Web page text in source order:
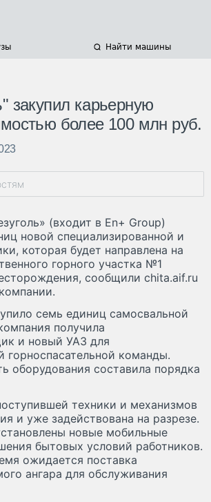
Найти машины
закупил карьерную
более 100 млн руб.
(входит в En+ Group)
новой специализированной и
которая будет направлена на
горного участка №1
сообщили chita.aif.ru
семь единиц самосвальной
получила
и новый УАЗ для
горноспасательной команды.
оборудования составила порядка
техники и механизмов
и уже задействована на разрезе.
новые мобильные
бытовых условий работников.
ожидается поставка
ангара для обслуживания